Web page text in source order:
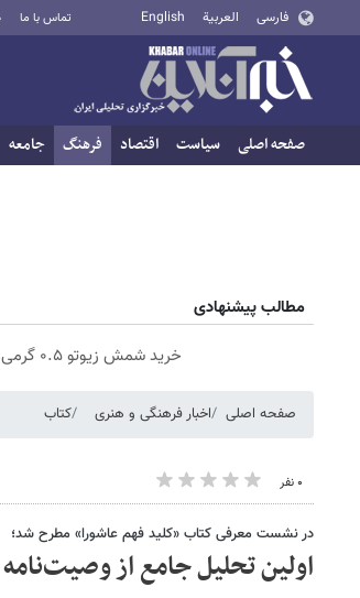
فارسی العربية English تماس با ما
صفحه اصلی سیاست اقتصاد فرهنگ جامعه
مطالب پیشنهادی
خرید شمش زیوتو ۰.۵ گرمی عیار ۹۹۵ | ضد جعل و پلمپ مخصوص
صفحه اصلی اخبار فرهنگی و هنری کتاب
۰ نفر
در نشست معرفی کتاب «کلید فهم عاشورا» مطرح شد؛
اولین تحلیل جامع از